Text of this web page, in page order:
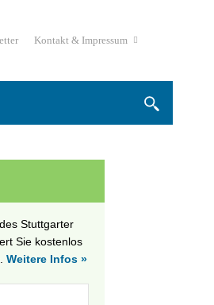
Kontakt & Impressum
Stuttgarter
Sie kostenlos
Weitere Infos »